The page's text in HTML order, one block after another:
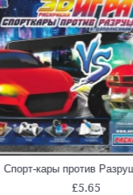
£5.65